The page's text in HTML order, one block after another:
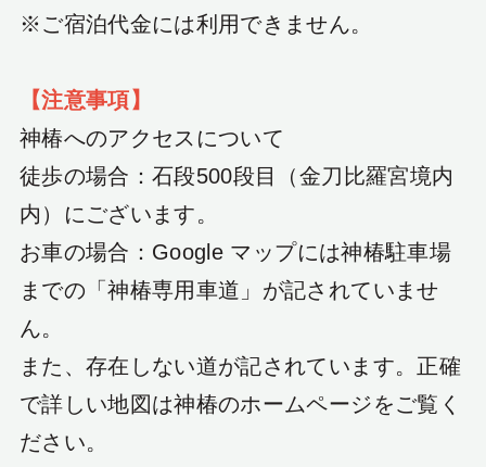
※ご宿泊代金には利用できません。
【注意事項】
神椿へのアクセスについて
徒歩の場合：石段500段目（金刀比羅宮境内
内）にございます。
お車の場合：Google マップには神椿駐車場
までの「神椿専用車道」が記されていませ
ん。
また、存在しない道が記されています。正確
で詳しい地図は神椿のホームページをご覧く
ださい。